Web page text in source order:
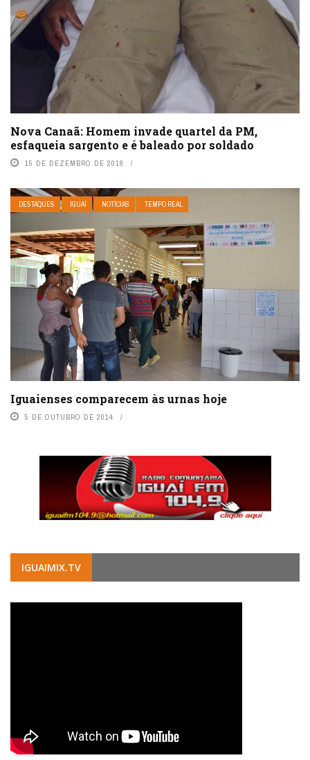
Nova Canaã: Homem invade quartel da PM,
esfaqueia sargento e é baleado por soldado
15 DE DEZEMBRO DE 2018
DESTAQUES IGUAÍ NOTÍCIAS TEMPO REAL
Iguaienses comparecem às urnas hoje
5 DE OUTUBRO DE 2014
IGUAIMIX.TV